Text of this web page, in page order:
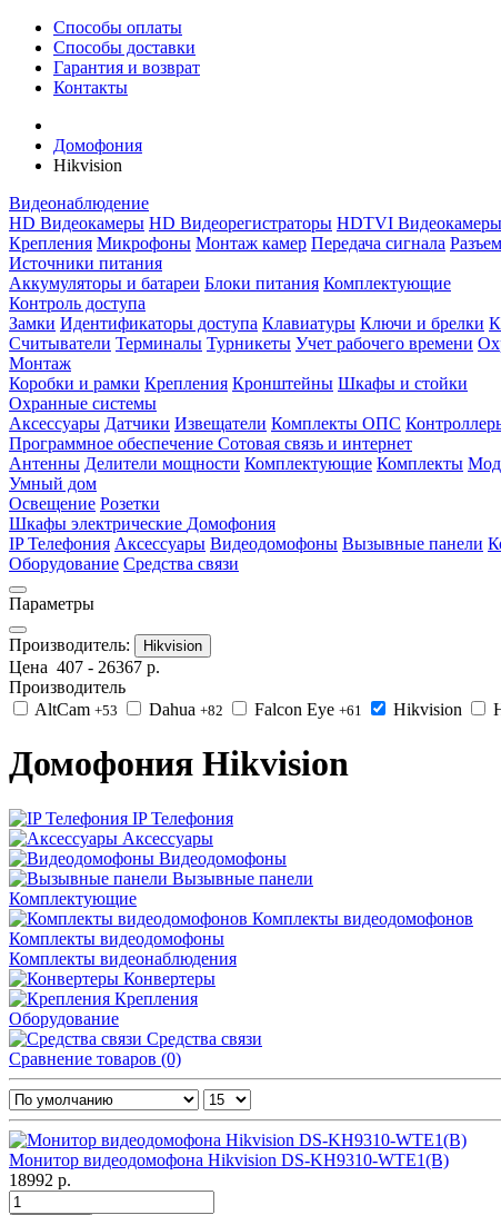
Способы оплаты
Способы доставки
Гарантия и возврат
Контакты
Домофония
Hikvision
Видеонаблюдение
HD Видеокамеры HD Видеорегистраторы HDTVI Видеокамеры
Крепления Микрофоны Монтаж камер Передача сигнала
Источники питания
Аккумуляторы и батареи Блоки питания Комплектующие
Контроль доступа
Замки Идентификаторы доступа Клавиатуры Ключи и брелки
Считыватели Терминалы Турникеты Учет рабочего времени
Монтаж
Коробки и рамки Крепления Кронштейны Шкафы и стойки
Охранные системы
Аксессуары Датчики Извещатели Комплекты ОПС
Программное обеспечение Сотовая связь и интернет
Антенны Делители мощности Комплектующие Комплекты
Умный дом
Освещение Розетки
Шкафы электрические Домофония
IP Телефония Аксессуары Видеодомофоны Вызывные панели
Оборудование Средства связи
Параметры
Производитель: Hikvision
Цена 407 - 26367 р.
Производитель
AltCam +53 Dahua +82 Falcon Eye +61 Hikvision
Домофония Hikvision
IP Телефония
Аксессуары
Видеодомофоны
Вызывные панели
Комплектующие
Комплекты видеодомофонов
Комплекты видеодомофоны
Комплекты видеонаблюдения
Конвертеры
Крепления
Оборудование
Средства связи
Сравнение товаров (0)
Монитор видеодомофона Hikvision DS-KH9310-WTE1(B)
18992 р.